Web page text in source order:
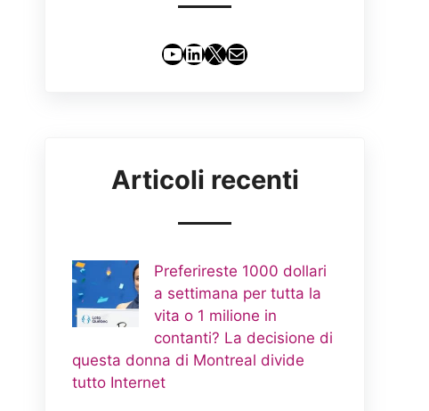
YouTube
LinkedIn
X Email
Articoli recenti
Preferireste 1000 dollari
a settimana per tutta la
vita o 1 milione in
contanti? La decisione di
questa donna di Montreal divide
tutto Internet